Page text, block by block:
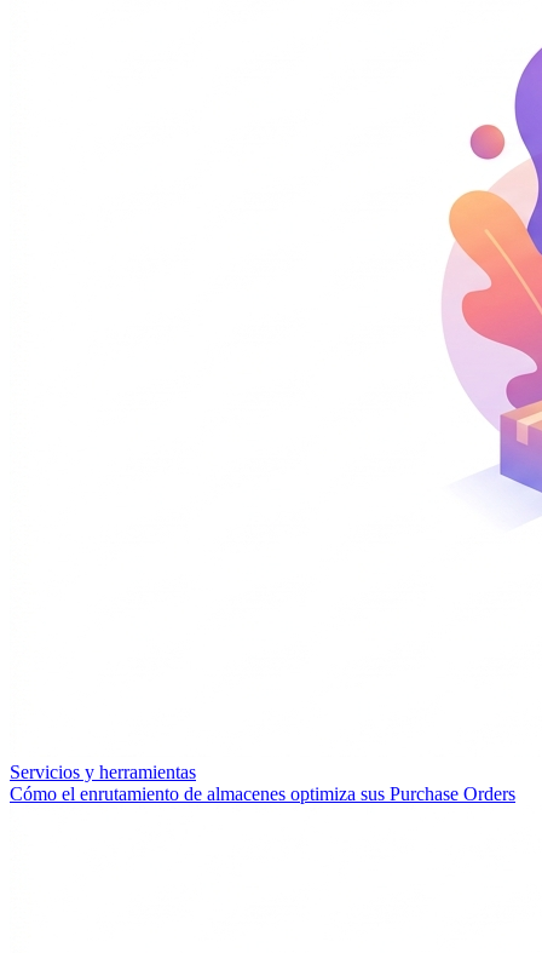
Servicios y herramientas
Cómo el enrutamiento de almacenes optimiza sus Purchase Orders